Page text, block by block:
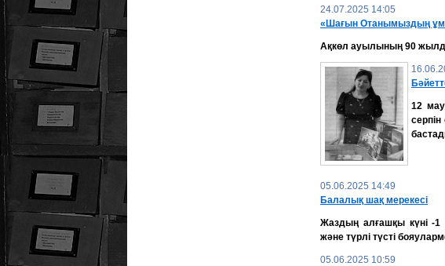
24.07.2025 14:05
«Шағын Отанымыздың
Ақкөл ауылының 90
12
05.06.2025 14:49
Балалық шақ мерекесі
Жаздың алғашқы күні -1
және түрлі түсті
05.06.2025 10:59